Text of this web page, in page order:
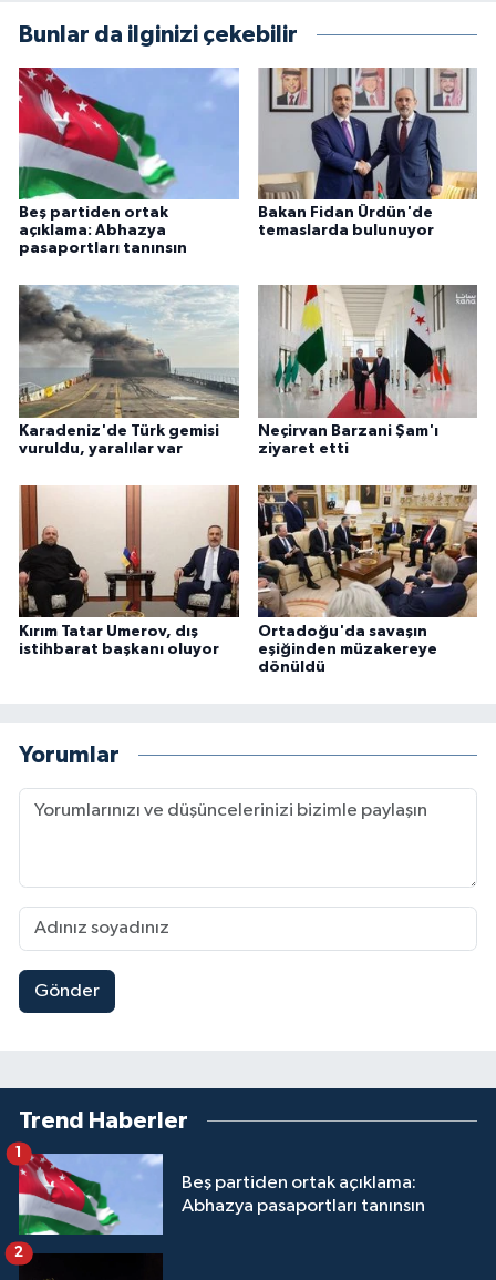
Bunlar da ilginizi çekebilir
Beş partiden ortak
açıklama: Abhazya
pasaportları tanınsın
Bakan Fidan Ürdün'de
temaslarda bulunuyor
Karadeniz'de Türk gemisi
vuruldu, yaralılar var
Neçirvan Barzani Şam'ı
ziyaret etti
Kırım Tatar Umerov, dış
istihbarat başkanı oluyor
Ortadoğu'da savaşın
eşiğinden müzakereye
dönüldü
Yorumlar
Gönder
Trend Haberler
Beş partiden ortak açıklama:
Abhazya pasaportları tanınsın
2